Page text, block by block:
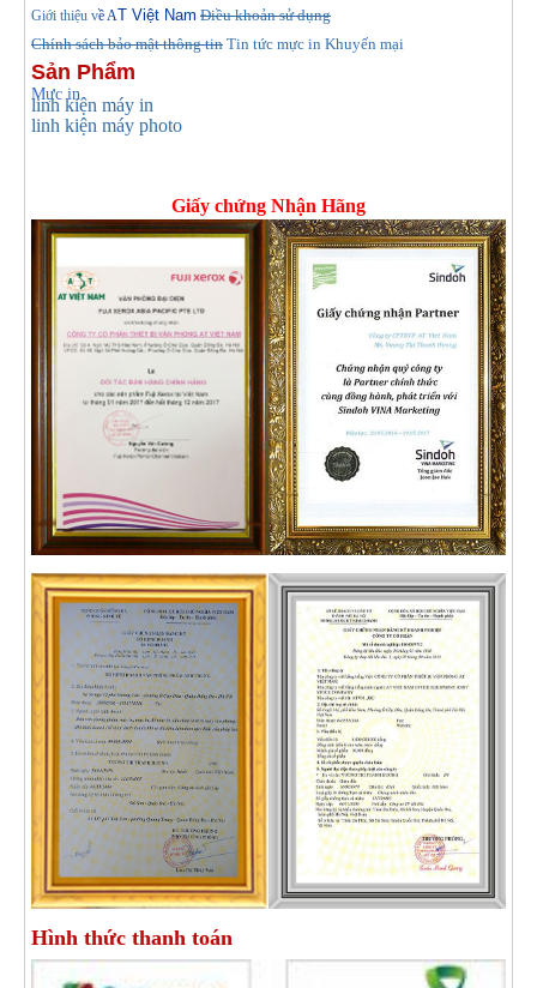
Giới thiệu về AT Việt Nam Điều khoản sử dụng
Chính sách bảo mật thông tin Tin tức mực in Khuyến mại
Sản Phẩm
Mực in
linh kiện máy in
linh kiện máy photo
Giấy chứng Nhận Hãng
Hình thức thanh toán